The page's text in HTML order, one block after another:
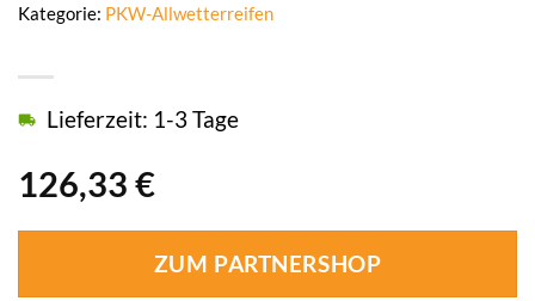
126,33 €
Lieferzeit: 1-3 Tage
ZUM PARTNERSHOP
Kategorie: PKW-Allwetterreifen